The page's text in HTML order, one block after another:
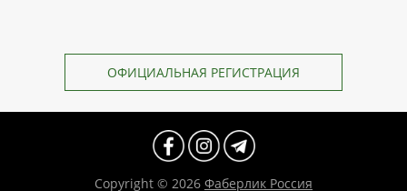
ОФИЦИАЛЬНАЯ РЕГИСТРАЦИЯ
Copyright © 2026 Фаберлик Россия